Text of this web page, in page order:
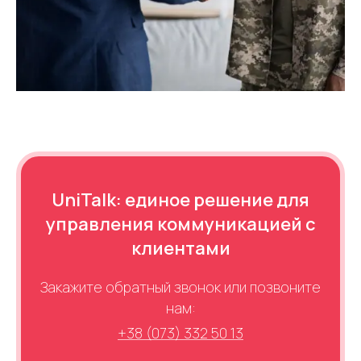
UniTalk: единое решение для
управления коммуникацией с
клиентами
Закажите обратный звонок или позвоните
нам:
+38 (073) 332 50 13